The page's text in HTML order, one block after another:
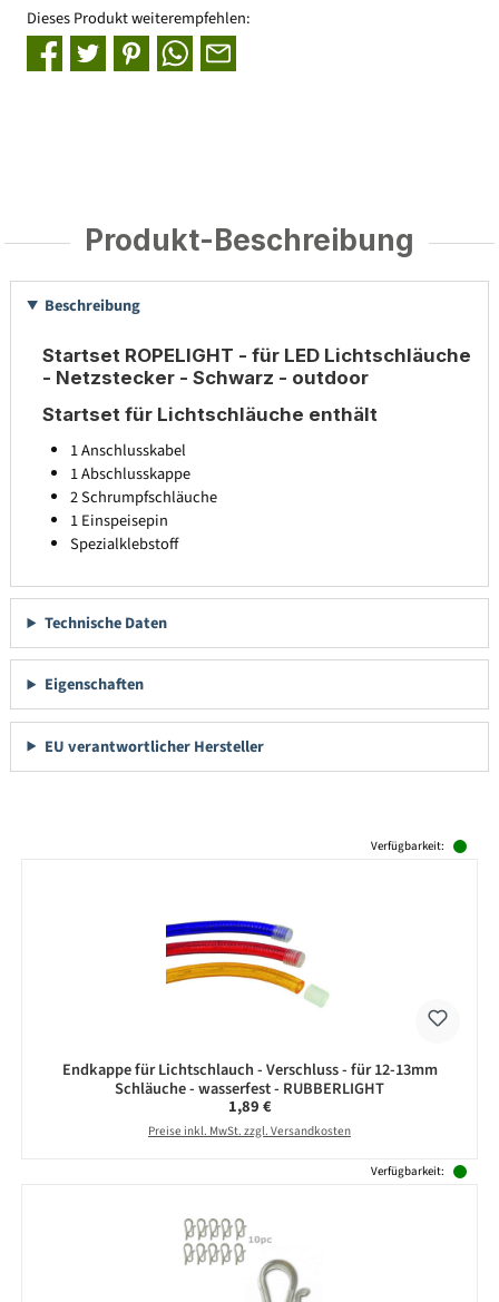
Dieses Produkt weiterempfehlen:
Produkt-Beschreibung
Beschreibung
Startset ROPELIGHT - für LED Lichtschläuche
- Netzstecker - Schwarz - outdoor
Startset für Lichtschläuche enthält
1 Anschlusskabel
1 Abschlusskappe
2 Schrumpfschläuche
1 Einspeisepin
Spezialklebstoff
Technische Daten
Eigenschaften
EU verantwortlicher Hersteller
Verfügbarkeit:
Endkappe für Lichtschlauch - Verschluss - für 12-13mm
Schläuche - wasserfest - RUBBERLIGHT
Regulärer Preis:
1,89 €
Preise inkl. MwSt. zzgl. Versandkosten
Verfügbarkeit: